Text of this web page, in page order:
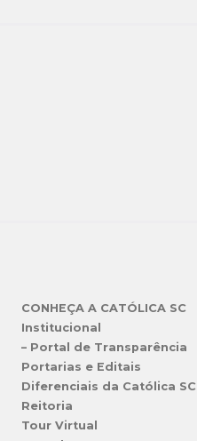
CONHEÇA A CATÓLICA SC
Institucional
– Portal de Transparência
Portarias e Editais
Diferenciais da Católica SC
Reitoria
Tour Virtual